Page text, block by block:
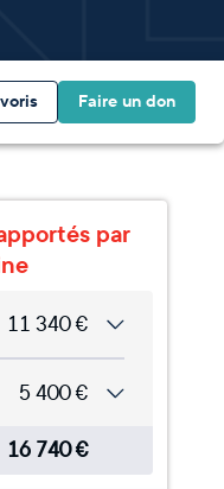
Faire un don
par
11 340€
5 400€
16 740€